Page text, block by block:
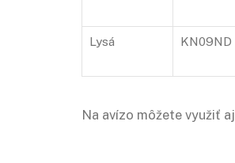
Lysá KN09ND
Na avízo môžete využiť aj